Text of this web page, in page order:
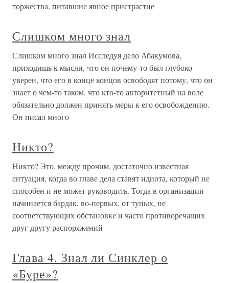
торжества, питавшие явное пристрастие
Слишком много знал
Слишком много знал Исследуя дело Абакумова,
приходишь к мысли, что он почему-то был глубоко
уверен, что его в конце концов освободят потому, что он
знает о чем-то таком, что кто-то авторитетный на воле
обязательно должен принять меры к его освобождению.
Он писал много
Никто?
Никто? Это, между прочим, достаточно известная
ситуация, когда во главе дела ставят идиота, который не
способен и не может руководить. Тогда в организации
начинается бардак, во-первых, от тупых, не
соответствующих обстановке и часто противоречащих
друг другу распоряжений
Глава 4. Знал ли Синклер о
«Буре»?